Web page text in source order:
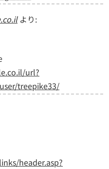
より:
url?
treepike33/
header.asp?